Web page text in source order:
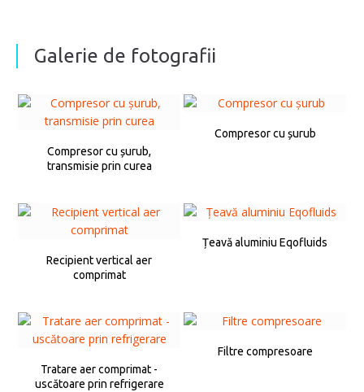
Galerie de fotografii
Compresor cu șurub,
transmisie prin curea
Compresor cu șurub
Recipient vertical aer
comprimat
Țeavă aluminiu Eqofluids
Tratare aer comprimat -
uscătoare prin refrigerare
Filtre compresoare